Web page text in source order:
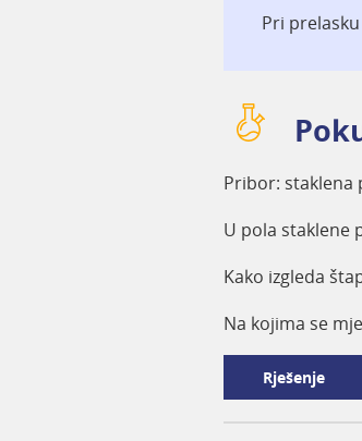
Pri
Pribor: staklena
U pola staklene
Kako izgleda
Na kojima se
Rješenje